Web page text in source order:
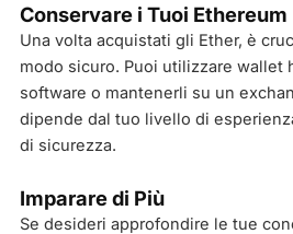
Conservare i Tuoi Ethereum
Una volta acquistati gli Ether, è
modo sicuro. Puoi utilizzare wallet
software o mantenerli su un
dipende dal tuo livello di
di sicurezza.
Imparare di Più
Se desideri approfondire le tue